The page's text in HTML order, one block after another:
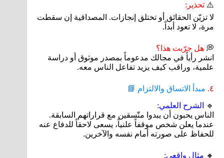
⚠️ تحذير:
لا تزيّن الحقائق أو تختلق إنجازات. المصداقية إن سقطت
مرة، لا تعود أبداً.
💭 هل جرّبت هذا؟
انشر رأياً في مجالك مدعوماً بمصدر موثوق أو دراسة
علمية، وراقب كيف يزيد تفاعل الناس معه.
٤. مبدأ الاتساق والالتزام 📘
🔹
الشرح العلمي:
الناس يحبون أن يبدوا متّسقين مع قراراتهم السابقة.
عندما يعلن شخص موقفاً علنياً، يسعى لاحقاً للدفاع عنه
للحفاظ على صورته أمام نفسه والآخرين.
🔸 مثال واقعي: